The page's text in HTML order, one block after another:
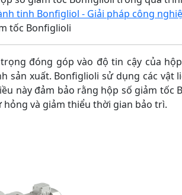
tinh Bonfigliol - Giải pháp công
tốc Bonfiglioli
đóng góp vào độ tin cậy của
xuất. Bonfiglioli sử dụng các vật
này đảm bảo rằng hộp số giảm tốc
và giảm thiểu thời gian bảo trì.